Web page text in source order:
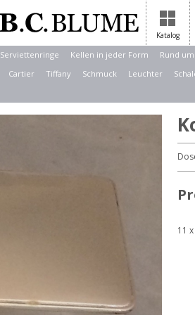
Katalog
Serviettenringe Kellen in jeder Form Rund um
Cartier Tiffany Schmuck Leuchter
11